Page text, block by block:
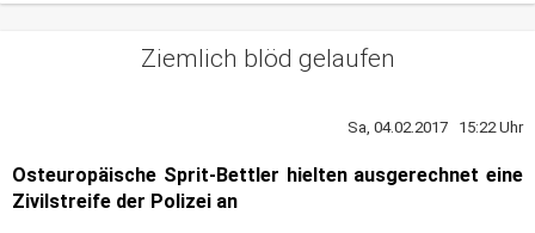
Ziemlich blöd gelaufen
Sa, 04.02.2017 15:22 Uhr
Osteuropäische Sprit-Bettler hielten ausgerechnet eine
Zivilstreife der Polizei an